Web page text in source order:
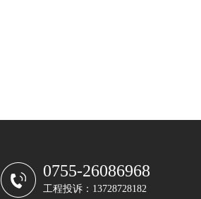
0755-26086968
工程投诉：13728728182